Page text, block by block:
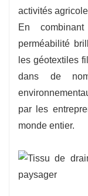
activités
En
perméabilité
les géotextiles
dans de
par les
monde entier.